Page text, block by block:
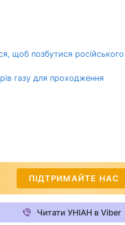
щоб позбутися російського
газу для проходження
ПІДТРИМАЙТЕ НАС
Читати УНІАН в Viber